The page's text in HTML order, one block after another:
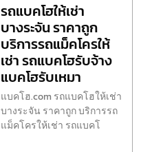
รถแบคโฮให้เช่า
บางระจัน ราคาถูก
บริการรถแม็คโครให้
เช่า รถแบคโฮรับจ้าง
แบคโฮรับเหมา
แบคโฮ.com รถแบคโฮให้เช่า
บางระจัน ราคาถูก บริการรถ
แม็คโครให้เช่า รถแบคโ